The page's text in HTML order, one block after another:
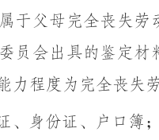
于父母完全丧失
员会出具的鉴定
力程度为完全丧失
、身份证、户口簿